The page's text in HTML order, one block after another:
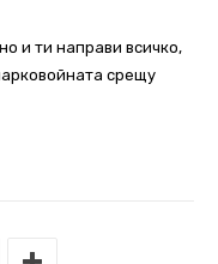
и ти направи всичко,
срещу